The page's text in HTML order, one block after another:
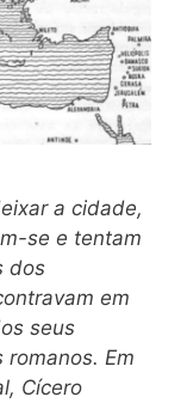
a cidade,
se e tentam
dos
em
seus
Em
Cícero